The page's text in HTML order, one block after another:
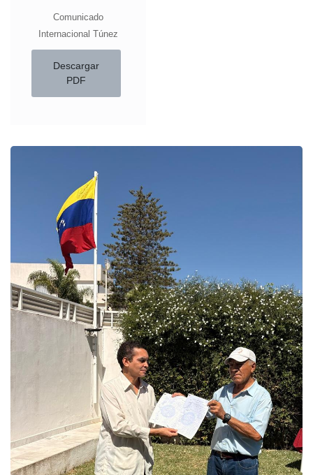
Comunicado
Internacional Túnez
Descargar
PDF